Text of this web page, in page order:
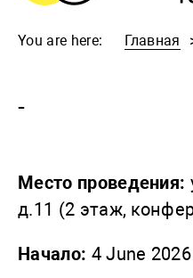
You are here: Главная
-
Место проведения:
д.11 (2 этаж,
Начало: 4 June 2026